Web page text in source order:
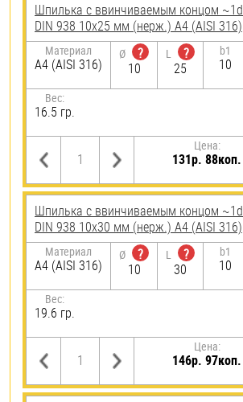
Шпилька c ввинчиваемым концом ~1d
DIN 938 10х25 мм (нерж.) A4 (AISI 316)
Материал
A4 (AISI 316)
Ø
?
10
L
?
25
b1
10
Вес:
16.5 гр.
Цена:
131р. 88коп.
Шпилька c ввинчиваемым концом ~1d
DIN 938 10х30 мм (нерж.) A4 (AISI 316)
Материал
A4 (AISI 316)
Ø
?
10
L
?
30
b1
10
Вес:
19.6 гр.
Цена:
146р. 97коп.